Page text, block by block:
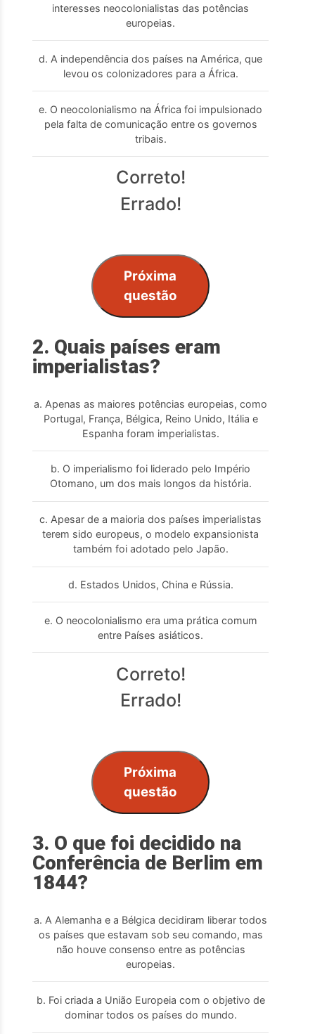
interesses neocolonialistas das potências
europeias.
d. A independência dos países na América, que
levou os colonizadores para a África.
e. O neocolonialismo na África foi impulsionado
pela falta de comunicação entre os governos
tribais.
Correto!
Errado!
Próxima
questão
2. Quais países eram
imperialistas?
a. Apenas as maiores potências europeias, como
Portugal, França, Bélgica, Reino Unido, Itália e
Espanha foram imperialistas.
b. O imperialismo foi liderado pelo Império
Otomano, um dos mais longos da história.
c. Apesar de a maioria dos países imperialistas
terem sido europeus, o modelo expansionista
também foi adotado pelo Japão.
d. Estados Unidos, China e Rússia.
e. O neocolonialismo era uma prática comum
entre Países asiáticos.
Correto!
Errado!
Próxima
questão
3. O que foi decidido na
Conferência de Berlim em
1844?
a. A Alemanha e a Bélgica decidiram liberar todos
os países que estavam sob seu comando, mas
não houve consenso entre as potências
europeias.
b. Foi criada a União Europeia com o objetivo de
dominar todos os países do mundo.